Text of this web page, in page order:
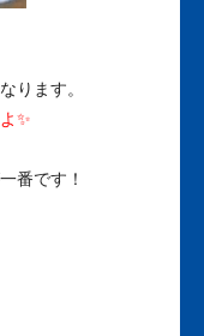
ります。
✨
番です！